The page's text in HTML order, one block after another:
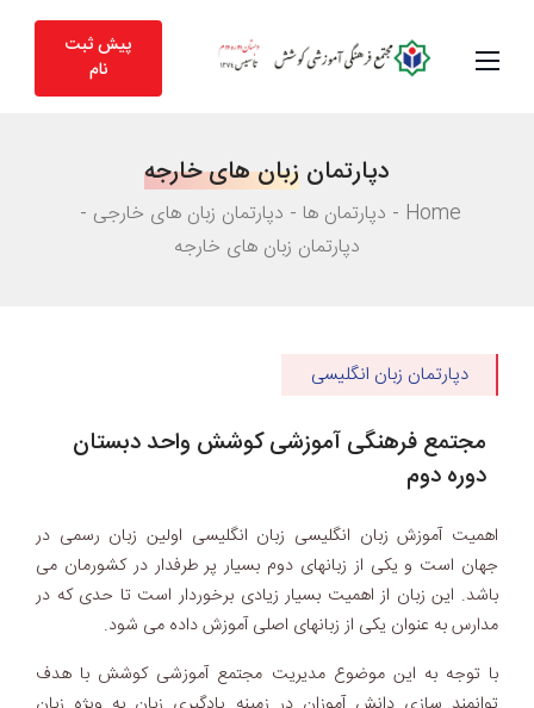
پیش ثبت
نام
دپارتمان زبان های خارجه
Home دپارتمان ها
دپارتمان زبان های خارجی
دپارتمان زبان های خارجه
دپارتمان زبان انگلیسی
مجتمع فرهنگی آموزشی کوشش واحد دبستان
دوره دوم
اهمیت آموزش زبان انگلیسی زبان انگلیسی اولین زبان رسمی در
جهان است و یکی از زبانهای دوم بسیار پر طرفدار در کشورمان می
باشد. این زبان از اهمیت بسیار زیادی برخوردار است تا حدی که در
مدارس به عنوان یکی از زبانهای اصلی آموزش داده می شود.
با توجه به این موضوع مدیریت مجتمع آموزشی کوشش با هدف